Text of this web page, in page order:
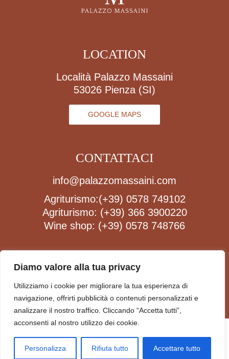
Diamo valore alla tua privacy
Utilizziamo i cookie per migliorare la tua esperienza di
navigazione, offrirti pubblicità o contenuti personalizzati e
analizzare il nostro traffico. Cliccando “Accetta tutti”,
acconsenti al nostro utilizzo dei cookie.
Personalizza Rifiuta tutto Accettare tutto
LOCATION
Località Palazzo Massaini
53026 Pienza (SI)
GOOGLE MAPS
CONTATTACI
info@palazzomassaini.com
Agriturismo:(+39) 0578 749102
Agriturismo: (+39) 366 3900220
Wine shop: (+39) 0578 748766
FOLLOW US